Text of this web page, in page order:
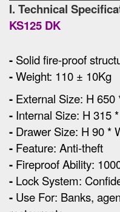
I. Technical
KS125 DK
- Solid fire-proof
-Weight: 110 ± 10Kg
- External Size: H 650
- Internal Size: H 315
- Drawer Size: H 90 *
- Feature: Anti-theft
- Fireproof Ability:
- Lock System:
- Use For: Banks,